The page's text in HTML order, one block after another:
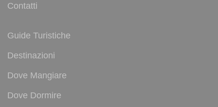
Contatti
Guide Turistiche
Destinazioni
Dove Mangiare
Dove Dormire